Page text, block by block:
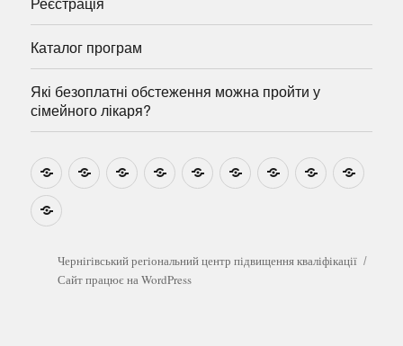
Каталог програм
Які безоплатні обстеження можна пройти у
сімейного лікаря?
НовиниНавчально-
методичні
Ми
на
Звіти Про
центр
План
графік
Розумовські
зустрічі
Реєстрація
Які
безоплатні
можна
пройти
у
Чернігівський регіональний центр підвищення кваліфікації
Сайт працює на WordPress